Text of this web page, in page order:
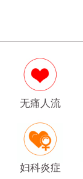
无痛人流
妇科炎症